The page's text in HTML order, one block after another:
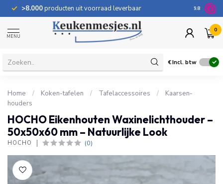
>8.000producten uit voorraad leverbaar 100
9.8
MENU
0
€Incl. btw
Home / Koken-tafelen / Tafelaccessoires /
Kaarsen-
houders
HOCHO Eikenhouten Waxinelichthouder –
50x50x60 mm – Natuurlijke Look
HOCHO (0)